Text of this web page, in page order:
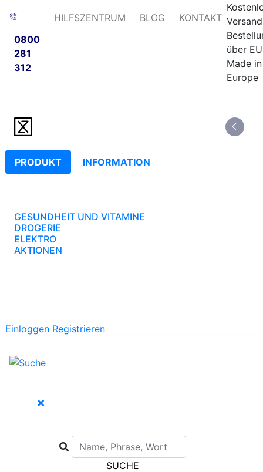
0800
281
312
HILFSZENTRUM BLOG KONTAKT
über
Made in
Europe
PRODUKT INFORMATION
GESUNDHEIT UND VITAMINE
DROGERIE
ELEKTRO
AKTIONEN
Einloggen Registrieren
SUCHE